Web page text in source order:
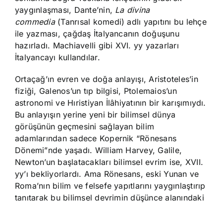
yaygınlaşması, Dante’nin, La divina
commedia (Tanrısal komedi) adlı yapıtını bu lehçe
ile yazması, çağdaş İtalyancanın doğuşunu
hazırladı. Machiavelli gibi XVI. yy yazarları
İtalyancayı kullandılar.
Ortaçağ’ın evren ve doğa anlayışı, Aristoteles’in
fiziği, Galenos’un tıp bilgisi, Ptolemaios’un
astronomi ve Hıristiyan İlâhiyatının bir karışımıydı.
Bu anlayışın yerine yeni bir bilimsel dünya
görüşünün geçmesini sağlayan bilim
adamlarından sadece Kopernik “Rönesans
Dönemi”nde yaşadı. William Harvey, Galile,
Newton’un başlatacakları bilimsel evrim ise, XVII.
yy’ı bekliyorlardı. Ama Rönesans, eski Yunan ve
Roma’nın bilim ve felsefe yapıtlarını yaygınlaştırıp
tanıtarak bu bilimsel devrimin düşünce alanındaki